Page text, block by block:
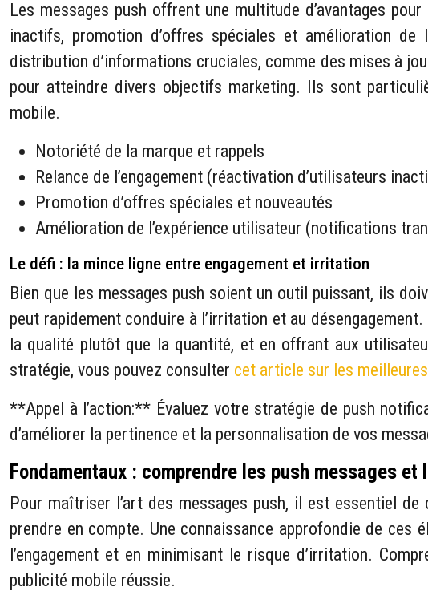
Les messages push offrent une multitude d’avantages
inactifs, promotion d’offres spéciales et amélioration
distribution d’informations cruciales, comme des mises à
pour atteindre divers objectifs marketing. Ils sont
mobile.
Notoriété de la marque et rappels
Relance de l’engagement (réactivation d’utilisateurs
Promotion d’offres spéciales et nouveautés
Amélioration de l’expérience utilisateur (notifications
Le défi : la mince ligne entre engagement et irritation
Bien que les messages push soient un outil puissant, ils
peut rapidement conduire à l’irritation et au
la qualité plutôt que la quantité, et en offrant aux
stratégie, vous pouvez consulter cet article sur les
**Appel à l’action:** Évaluez votre stratégie de push
d’améliorer la pertinence et la personnalisation de vos
Fondamentaux : comprendre les push messages
Pour maîtriser l’art des messages push, il est essentiel
prendre en compte. Une connaissance approfondie de
l’engagement et en minimisant le risque d’irritation.
publicité mobile réussie.